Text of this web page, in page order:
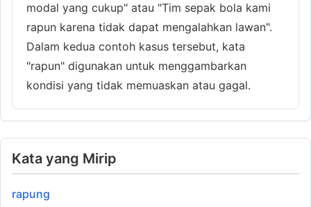
modal yang cukup" atau "Tim sepak bola kami
rapun karena tidak dapat mengalahkan lawan".
Dalam kedua contoh kasus tersebut, kata
"rapun" digunakan untuk menggambarkan
kondisi yang tidak memuaskan atau gagal.
Kata yang Mirip
rapung